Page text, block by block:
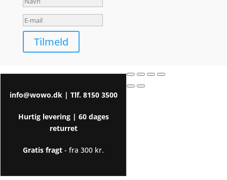
Tilmeld
info@wowo.dk| Tlf. 8150 3500
Hurtig levering | 60 dages
returret
Gratis fragt - fra 300 kr.